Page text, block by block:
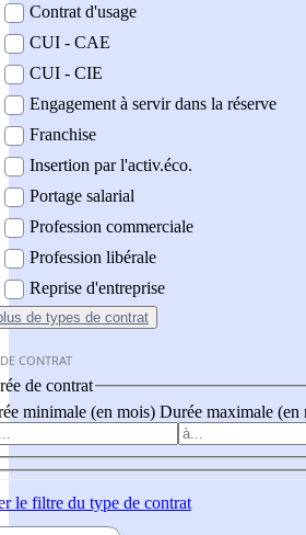
Contrat d'usage
CUI - CAE
CUI - CIE
Engagement à servir dans la réserve
Franchise
Insertion par l'activ.éco.
Portage salarial
Profession commerciale
Profession libérale
Reprise d'entreprise
de types de contrat
CONTRAT
de contrat
minimale (en mois) Durée maximale (en
le filtre du type de contrat